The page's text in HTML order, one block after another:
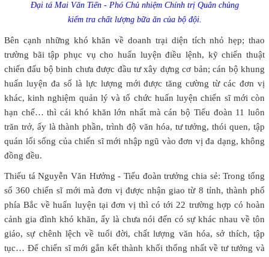
Đại tá Mai Văn Tiến - Phó Chủ nhiệm Chính trị Quân chủng
kiểm tra chất lượng bữa ăn của bộ đội.
Bên cạnh những khó khăn về doanh trại diện tích nhỏ hẹp; thao
trường bãi tập phục vụ cho huấn luyện điều lệnh, kỹ chiến thuật
chiến đấu bộ binh chưa được đầu tư xây dựng cơ bản; cán bộ khung
huấn luyện đa số là lực lượng mới được tăng cường từ các đơn vị
khác, kinh nghiệm quản lý và tổ chức huấn luyện chiến sĩ mới còn
hạn chế… thì cái khó khăn lớn nhất mà cán bộ Tiểu đoàn 11 luôn
trăn trở, ấy là thành phần, trình độ văn hóa, tư tưởng, thói quen, tập
quán lối sống của chiến sĩ mới nhập ngũ vào đơn vị đa dạng, không
đồng đều.
Thiếu tá Nguyễn Văn Hưởng - Tiểu đoàn trưởng chia sẻ: Trong tổng
số 360 chiến sĩ mới mà đơn vị được nhận giao từ 8 tỉnh, thành phố
phía Bắc về huấn luyện tại đơn vị thì có tới 22 trường hợp có hoàn
cảnh gia đình khó khăn, ấy là chưa nói đến có sự khác nhau về tôn
giáo, sự chênh lệch về tuổi đời, chất lượng văn hóa, sở thích, tập
tục… Để chiến sĩ mới gắn kết thành khối thống nhất về tư tưởng và